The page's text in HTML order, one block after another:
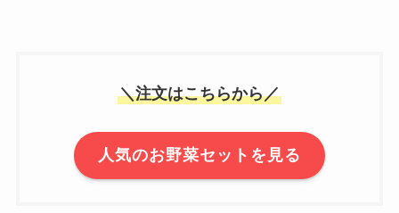
＼注文はこちらから／
人気のお野菜セットを見る